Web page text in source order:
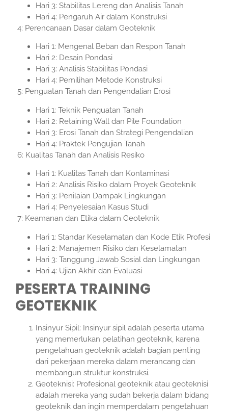
Hari 3: Stabilitas Lereng dan Analisis Tanah
Hari 4: Pengaruh Air dalam Konstruksi
4: Perencanaan Dasar dalam Geoteknik
Hari 1: Mengenal Beban dan Respon Tanah
Hari 2: Desain Pondasi
Hari 3: Analisis Stabilitas Pondasi
Hari 4: Pemilihan Metode Konstruksi
5: Penguatan Tanah dan Pengendalian Erosi
Hari 1: Teknik Penguatan Tanah
Hari 2: Retaining Wall dan Pile Foundation
Hari 3: Erosi Tanah dan Strategi Pengendalian
Hari 4: Praktek Pengujian Tanah
6: Kualitas Tanah dan Analisis Resiko
Hari 1: Kualitas Tanah dan Kontaminasi
Hari 2: Analisis Risiko dalam Proyek Geoteknik
Hari 3: Penilaian Dampak Lingkungan
Hari 4: Penyelesaian Kasus Studi
7: Keamanan dan Etika dalam Geoteknik
Hari 1: Standar Keselamatan dan Kode Etik Profesi
Hari 2: Manajemen Risiko dan Keselamatan
Hari 3: Tanggung Jawab Sosial dan Lingkungan
Hari 4: Ujian Akhir dan Evaluasi
PESERTA TRAINING
GEOTEKNIK
Insinyur Sipil: Insinyur sipil adalah peserta utama
yang memerlukan pelatihan geoteknik, karena
pengetahuan geoteknik adalah bagian penting
dari pekerjaan mereka dalam merancang dan
membangun struktur konstruksi.
Geoteknisi: Profesional geoteknik atau geoteknisi
adalah mereka yang sudah bekerja dalam bidang
geoteknik dan ingin memperdalam pengetahuan